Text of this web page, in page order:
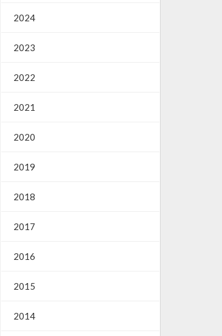
2024
2023
2022
2021
2020
2019
2018
2017
2016
2015
2014